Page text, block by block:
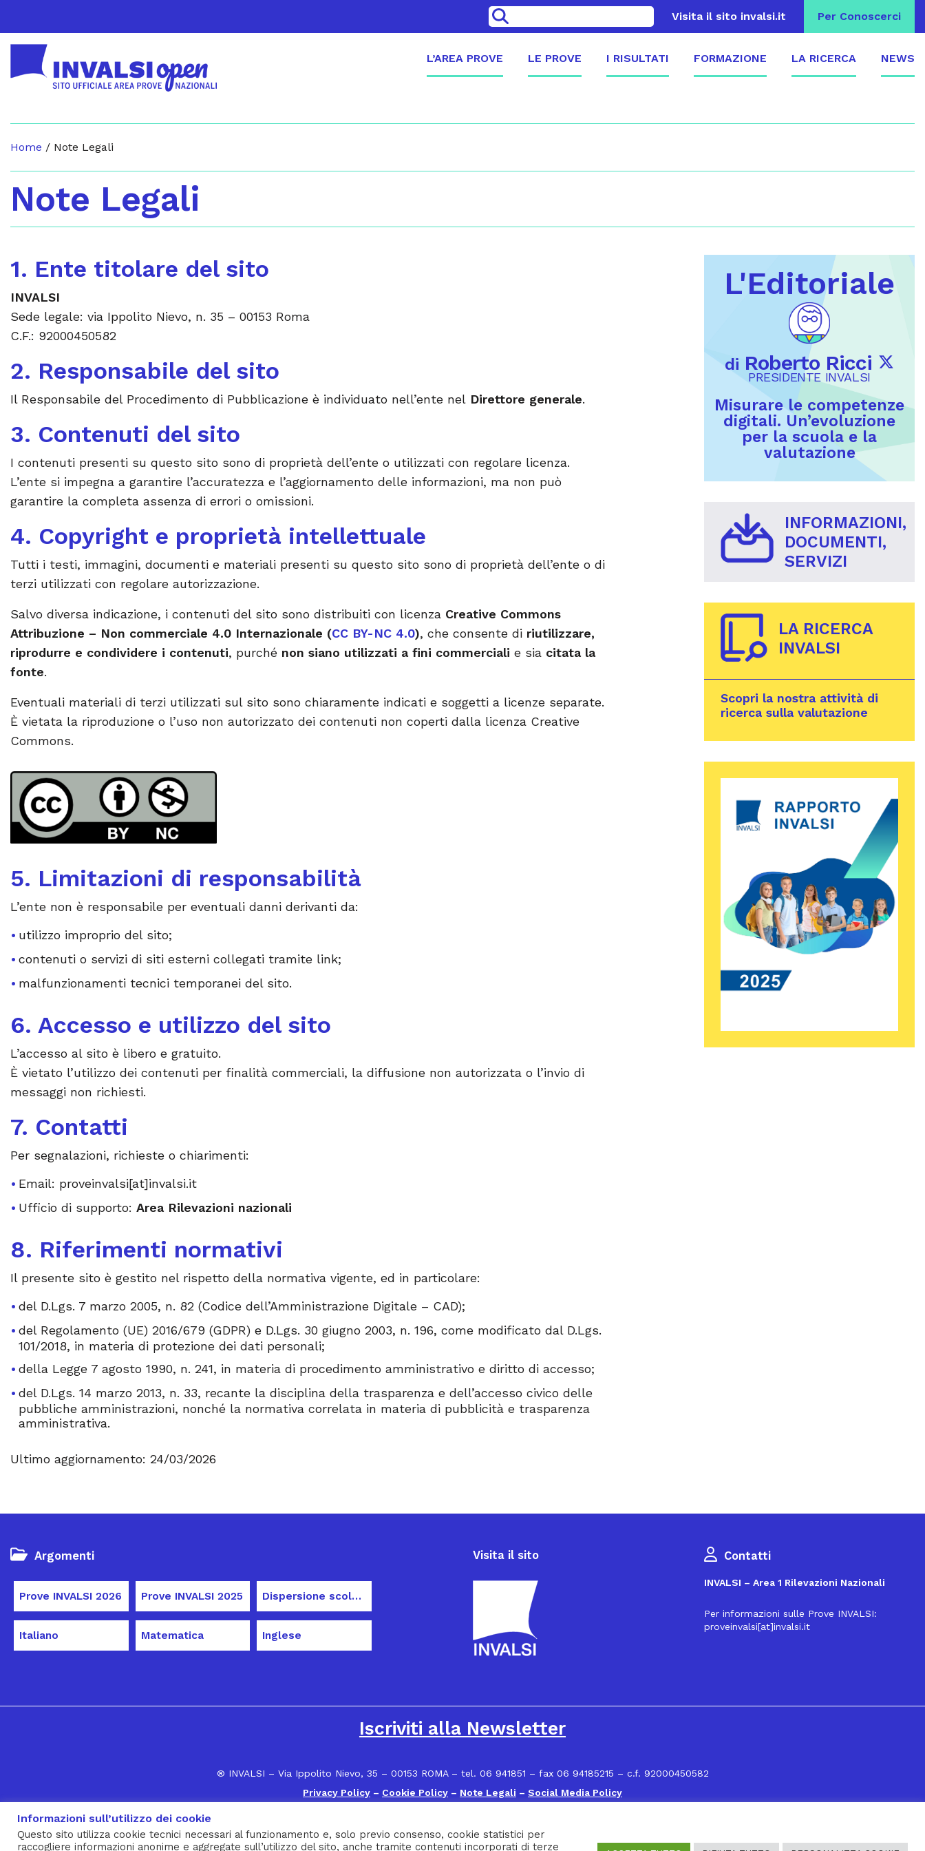
> Visita il sito invalsi.it Per Conoscerci
L’AREA PROVE LE PROVE I RISULTATI FORMAZIONE LA RICERCA NEWS
Home / Note Legali
Note Legali
1. Ente titolare del sito
INVALSI
Sede legale: via Ippolito Nievo, n. 35 – 00153 Roma
C.F.: 92000450582
2. Responsabile del sito
Il Responsabile del Procedimento di Pubblicazione è individuato nell’ente nel Direttore generale.
3. Contenuti del sito
I contenuti presenti su questo sito sono di proprietà dell’ente o utilizzati con regolare licenza.
L’ente si impegna a garantire l’accuratezza e l’aggiornamento delle informazioni, ma non può
garantire la completa assenza di errori o omissioni.
4. Copyright e proprietà intellettuale
Tutti i testi, immagini, documenti e materiali presenti su questo sito sono di proprietà dell’ente o di
terzi utilizzati con regolare autorizzazione.
Salvo diversa indicazione, i contenuti del sito sono distribuiti con licenza Creative Commons
Attribuzione – Non commerciale 4.0 Internazionale (CC BY-NC 4.0), che consente di riutilizzare,
riprodurre e condividere i contenuti, purché non siano utilizzati a fini commerciali e sia citata la
fonte.
Eventuali materiali di terzi utilizzati sul sito sono chiaramente indicati e soggetti a licenze separate.
È vietata la riproduzione o l’uso non autorizzato dei contenuti non coperti dalla licenza Creative
Commons.
5. Limitazioni di responsabilità
L’ente non è responsabile per eventuali danni derivanti da:
utilizzo improprio del sito;
contenuti o servizi di siti esterni collegati tramite link;
malfunzionamenti tecnici temporanei del sito.
6. Accesso e utilizzo del sito
L’accesso al sito è libero e gratuito.
È vietato l’utilizzo dei contenuti per finalità commerciali, la diffusione non autorizzata o l’invio di
messaggi non richiesti.
7. Contatti
Per segnalazioni, richieste o chiarimenti:
Email: proveinvalsi[at]invalsi.it
Ufficio di supporto: Area Rilevazioni nazionali
8. Riferimenti normativi
Il presente sito è gestito nel rispetto della normativa vigente, ed in particolare:
del D.Lgs. 7 marzo 2005, n. 82 (Codice dell’Amministrazione Digitale – CAD);
del Regolamento (UE) 2016/679 (GDPR) e D.Lgs. 30 giugno 2003, n. 196, come modificato dal D.Lgs.
101/2018, in materia di protezione dei dati personali;
della Legge 7 agosto 1990, n. 241, in materia di procedimento amministrativo e diritto di accesso;
del D.Lgs. 14 marzo 2013, n. 33, recante la disciplina della trasparenza e dell’accesso civico delle
pubbliche amministrazioni, nonché la normativa correlata in materia di pubblicità e trasparenza
amministrativa.
Ultimo aggiornamento: 24/03/2026
L'Editoriale
di Roberto Ricci
PRESIDENTE INVALSI
Misurare le competenze
digitali. Un’evoluzione
per la scuola e la
valutazione
INFORMAZIONI,
DOCUMENTI,
SERVIZI
LA RICERCA
INVALSI
Scopri la nostra attività di
ricerca sulla valutazione
Argomenti
Prove INVALSI 2026 Prove INVALSI 2025 Dispersione scolastica
Italiano Matematica Inglese
Visita il sito Contatti
INVALSI – Area 1 Rilevazioni Nazionali
Per informazioni sulle Prove INVALSI:
proveinvalsi[at]invalsi.it
Iscriviti alla Newsletter
® INVALSI – Via Ippolito Nievo, 35 – 00153 ROMA – tel. 06 941851 – fax 06 94185215 – c.f. 92000450582
Privacy Policy – Cookie Policy – Note Legali – Social Media Policy
Informazioni sull’utilizzo dei cookie
Questo sito utilizza cookie tecnici necessari al funzionamento e, solo previo consenso, cookie statistici per
raccogliere informazioni anonime e aggregate sull’utilizzo del sito, anche tramite contenuti incorporati di terze